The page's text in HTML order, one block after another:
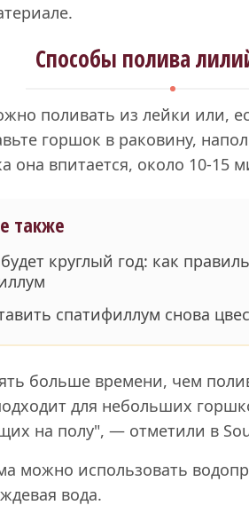
Способы полива
поливать из лейки или,
горшок в раковину,
она впитается, около 10-15
также
круглый год: как
спатифиллум снова
больше времени, чем
для небольших
на полу", — отметили в
можно использовать
вода.